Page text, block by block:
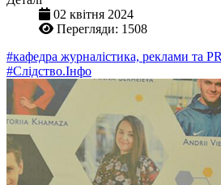
02 квітня 2024
Перегляди: 1508
#кафедра журналістика, реклами та
#Слідство.Інфо